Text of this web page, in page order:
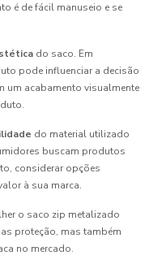
é de fácil manuseio e se
do saco. Em
pode influenciar a decisão
um acabamento visualmente
do material utilizado
buscam produtos
considerar opções
à sua marca.
o saco zip metalizado
proteção, mas também
no mercado.